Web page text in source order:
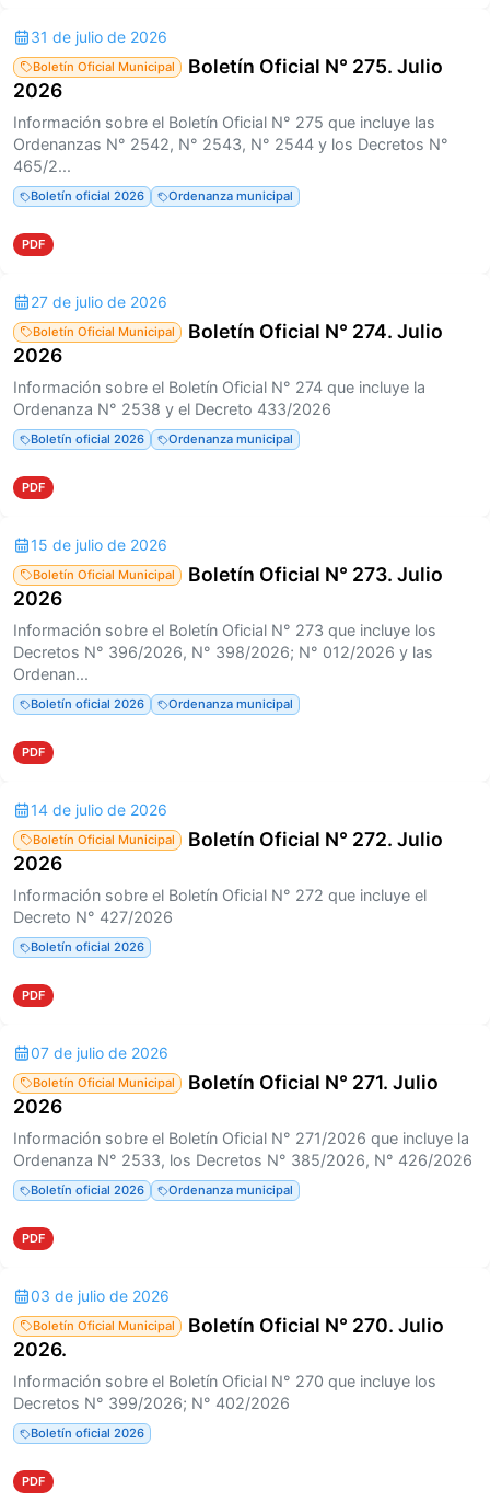
31 de julio de 2026
Boletín Oficial Municipal
Boletín Oficial N° 275. Julio
2026
Información sobre el Boletín Oficial N° 275 que incluye las
Ordenanzas N° 2542, N° 2543, N° 2544 y los Decretos N°
465/2...
Boletín oficial 2026 Ordenanza municipal
PDF
27 de julio de 2026
Boletín Oficial Municipal
Boletín Oficial N° 274. Julio
2026
Información sobre el Boletín Oficial N° 274 que incluye la
Ordenanza N° 2538 y el Decreto 433/2026
Boletín oficial 2026 Ordenanza municipal
PDF
15 de julio de 2026
Boletín Oficial Municipal
Boletín Oficial N° 273. Julio
2026
Información sobre el Boletín Oficial N° 273 que incluye los
Decretos N° 396/2026, N° 398/2026; N° 012/2026 y las
Ordenan...
Boletín oficial 2026 Ordenanza municipal
PDF
14 de julio de 2026
Boletín Oficial Municipal
Boletín Oficial N° 272. Julio
2026
Información sobre el Boletín Oficial N° 272 que incluye el
Decreto N° 427/2026
Boletín oficial 2026
PDF
07 de julio de 2026
Boletín Oficial Municipal
Boletín Oficial N° 271. Julio
2026
Información sobre el Boletín Oficial N° 271/2026 que incluye la
Ordenanza N° 2533, los Decretos N° 385/2026, N° 426/2026
Boletín oficial 2026 Ordenanza municipal
PDF
03 de julio de 2026
Boletín Oficial Municipal
Boletín Oficial N° 270. Julio
2026.
Información sobre el Boletín Oficial N° 270 que incluye los
Decretos N° 399/2026; N° 402/2026
Boletín oficial 2026
PDF